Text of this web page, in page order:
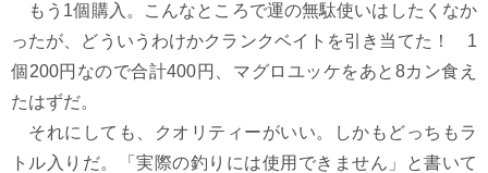
もう1個購入。こんなところで運の無駄使いはしたくなか
ったが、どういうわけかクランクベイトを引き当てた！ 1
個200円なので合計400円、マグロユッケをあと8カン食え
たはずだ。
それにしても、クオリティーがいい。しかもどっちもラ
トル入りだ。「実際の釣りには使用できません」と書いて